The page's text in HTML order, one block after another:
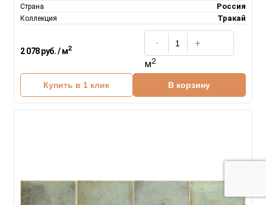
Страна Россия
Коллекция Тракай
2 078 руб. / м2
м2
Купить в 1 клик В корзину